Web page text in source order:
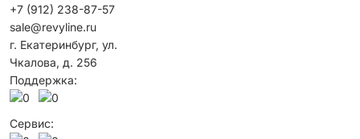
+7 (912) 238-87-57
sale@revyline.ru
г. Екатеринбург, ул.
Чкалова, д. 256
Поддержка:
Сервис: